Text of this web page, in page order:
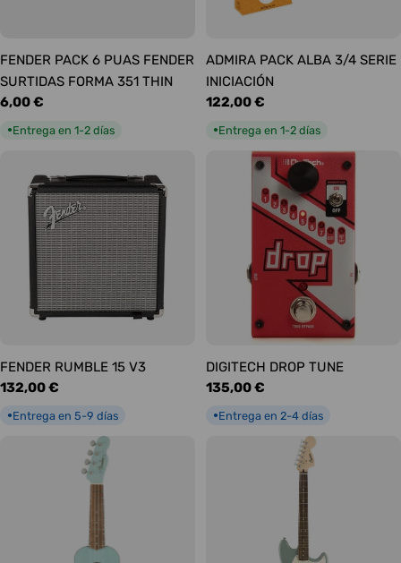
FENDER PACK 6 PUAS FENDER
SURTIDAS FORMA 351 THIN
Precio
6,00 €
●Entrega en 1-2 días
ADMIRA PACK ALBA 3/4 SERIE
INICIACIÓN
Precio
122,00 €
●Entrega en 1-2 días
FENDER RUMBLE 15 V3
Precio
132,00 €
●Entrega en 5-9 días
DIGITECH DROP TUNE
Precio
135,00 €
●Entrega en 2-4 días